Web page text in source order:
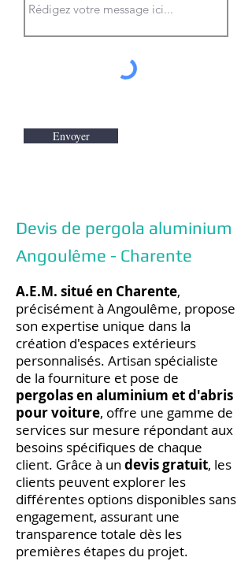
Envoyer
Devis de pergola aluminium
Angoulême - Charente
A.E.M. situé en Charente,
précisément à Angoulême, propose
son expertise unique dans la
création d'espaces extérieurs
personnalisés. Artisan spécialiste
de la fourniture et pose de
pergolas en aluminium et d'abris
pour voiture, offre une gamme de
services sur mesure répondant aux
besoins spécifiques de chaque
client. Grâce à un devis gratuit, les
clients peuvent explorer les
différentes options disponibles sans
engagement, assurant une
transparence totale dès les
premières étapes du projet.